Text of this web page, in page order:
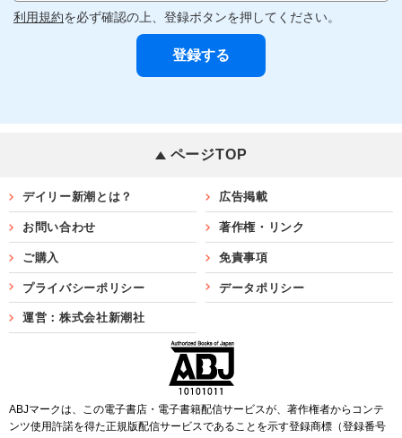
利用規約を必ず確認の上、登録ボタンを押してください。
ページTOP
デイリー新潮とは？ 広告掲載
お問い合わせ 著作権・リンク
ご購入 免責事項
プライバシーポリシー データポリシー
運営：株式会社新潮社
ABJマークは、この電子書店・電子書籍配信サービスが、著作権者からコンテ
ンツ使用許諾を得た正規版配信サービスであることを示す登録商標（登録番号